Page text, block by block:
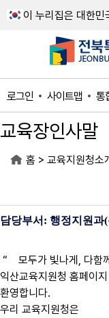
이 누리집은 대한
로그인 사이트맵 통
교육장인사말
홈 > 교육지원청소
담당부서: 행정지원과
“ 모두가 빛나게, 다함
익산교육지원청 홈페이
환영합니다.
우리 교육지원청은